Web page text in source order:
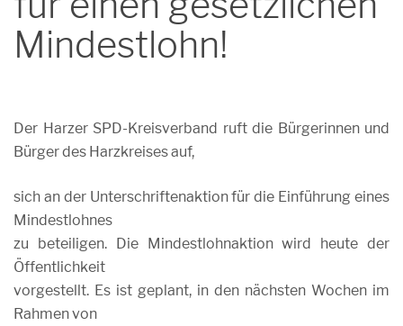
Mindestlohn!
Der Harzer SPD-Kreisverband ruft die Bürgerinnen und
Bürger des Harzkreises auf,
sich an der Unterschriftenaktion für die Einführung eines
Mindestlohnes
zu beteiligen. Die Mindestlohnaktion wird heute der
Öffentlichkeit
vorgestellt. Es ist geplant, in den nächsten Wochen im
Rahmen von